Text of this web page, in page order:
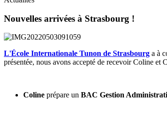
Nouvelles arrivées à Strasbourg !
L'École Internationale Tunon de Strasbourg a à
présentée, nous avons accepté de recevoir Coline et
Coline prépare un BAC Gestion